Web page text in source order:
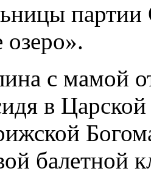
озеро».
с мамой
в
балетной